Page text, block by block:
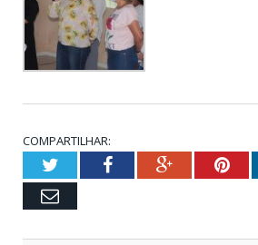
COMPARTILHAR:
TwitterFacebookGoogle+
Email